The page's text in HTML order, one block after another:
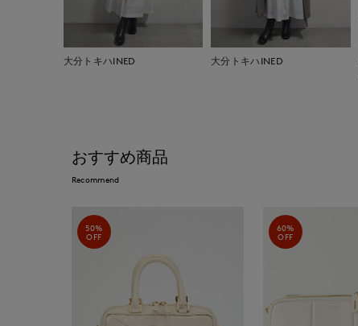
大分トキハINED 大分トキハINED
おすすめ商品
Recommend
50%
OFF
60%
OFF